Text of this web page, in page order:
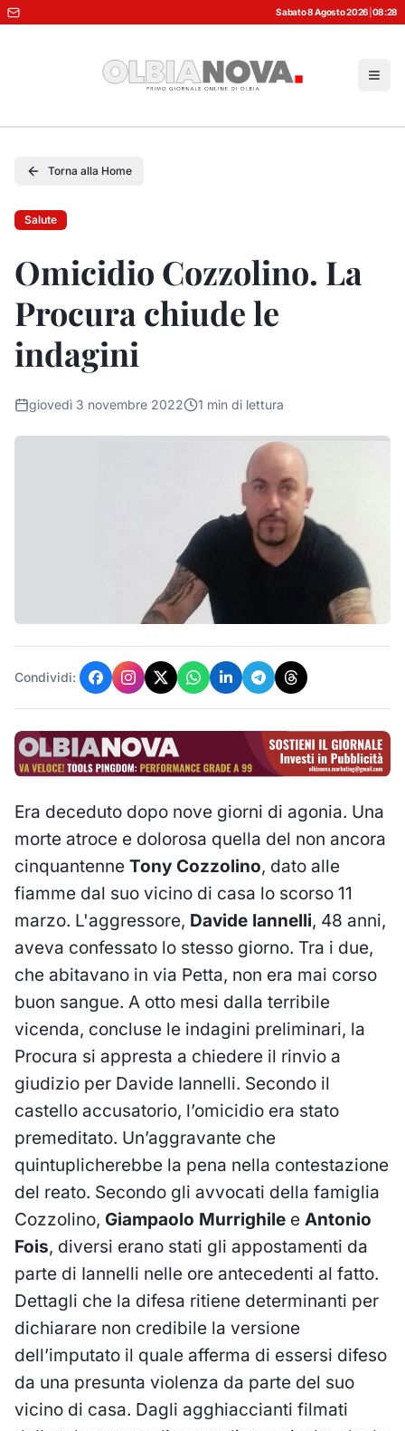
Sabato 8 Agosto 2026 08:28
Torna alla Home
Salute
Omicidio Cozzolino. La
Procura chiude le
indagini
giovedì 3 novembre 2022 1 min di lettura
Condividi:
Era deceduto dopo nove giorni di agonia. Una
morte atroce e dolorosa quella del non ancora
cinquantenne Tony Cozzolino, dato alle
fiamme dal suo vicino di casa lo scorso 11
marzo. L'aggressore, Davide Iannelli, 48 anni,
aveva confessato lo stesso giorno. Tra i due,
che abitavano in via Petta, non era mai corso
buon sangue. A otto mesi dalla terribile
vicenda, concluse le indagini preliminari, la
Procura si appresta a chiedere il rinvio a
giudizio per Davide Iannelli. Secondo il
castello accusatorio, l’omicidio era stato
premeditato. Un’aggravante che
quintuplicherebbe la pena nella contestazione
del reato. Secondo gli avvocati della famiglia
Cozzolino, Giampaolo Murrighile e Antonio
Fois, diversi erano stati gli appostamenti da
parte di Iannelli nelle ore antecedenti al fatto.
Dettagli che la difesa ritiene determinanti per
dichiarare non credibile la versione
dell’imputato il quale afferma di essersi difeso
da una presunta violenza da parte del suo
vicino di casa. Dagli agghiaccianti filmati